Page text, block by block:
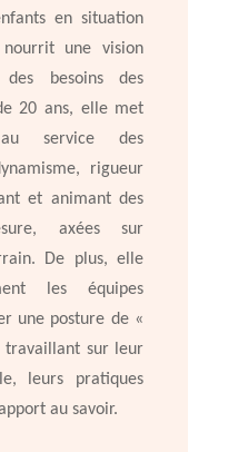
en situation
une vision
besoins des
20 ans, elle met
au service des
rigueur
et animant des
axées sur
De plus, elle
les équipes
une posture de «
travaillant sur leur
leurs pratiques
au savoir.